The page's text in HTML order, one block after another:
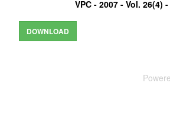
VPC - 2007 - Vol. 26(4) -